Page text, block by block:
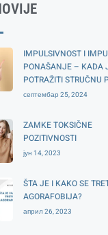
IMPULSIVNOST I
PONAŠANJE – KADA
POTRAŽITI STRUČNU
септембар 25, 2024
ZAMKE TOKSIČNE
POZITIVNOSTI
јун 14, 2023
ŠTA JE I KAKO SE
AGORAFOBIJA?
април 26, 2023